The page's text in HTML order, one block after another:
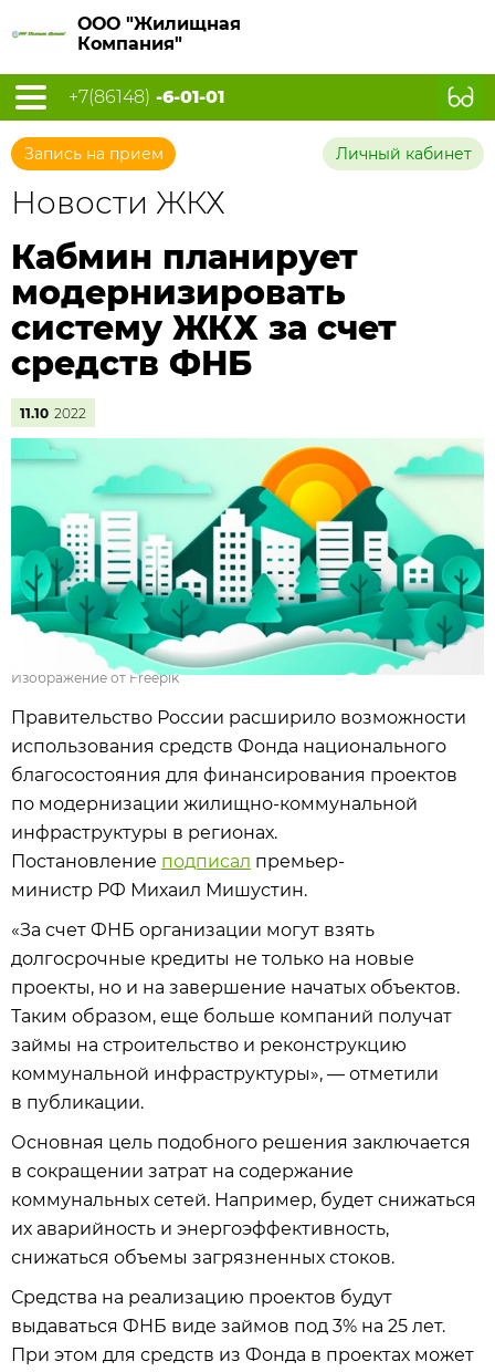
ООО "Жилищная
Компания"
+7(86148) -6-01-01
Запись на прием Личный кабинет
Новости ЖКХ
Кабмин планирует
модернизировать
систему ЖКХ за счет
средств ФНБ
11.10 2022
Изображение от Freepik
Правительство России расширило возможности
использования средств Фонда национального
благосостояния для финансирования проектов
по модернизации жилищно-коммунальной
инфраструктуры в регионах.
Постановление подписал премьер-
министр РФ Михаил Мишустин.
«За счет ФНБ организации могут взять
долгосрочные кредиты не только на новые
проекты, но и на завершение начатых объектов.
Таким образом, еще больше компаний получат
займы на строительство и реконструкцию
коммунальной инфраструктуры», — отметили
в публикации.
Основная цель подобного решения заключается
в сокращении затрат на содержание
коммунальных сетей. Например, будет снижаться
их аварийность и энергоэффективность,
снижаться объемы загрязненных стоков.
Средства на реализацию проектов будут
выдаваться ФНБ виде займов под 3% на 25 лет.
При этом для средств из Фонда в проектах может